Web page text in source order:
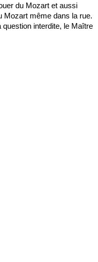
du Mozart et aussi
Mozart même dans la rue.
question interdite, le Maître